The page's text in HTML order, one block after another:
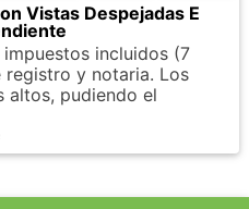
Vistas Despejadas E
incluidos (7
registro y notaria. Los
altos, pudiendo el